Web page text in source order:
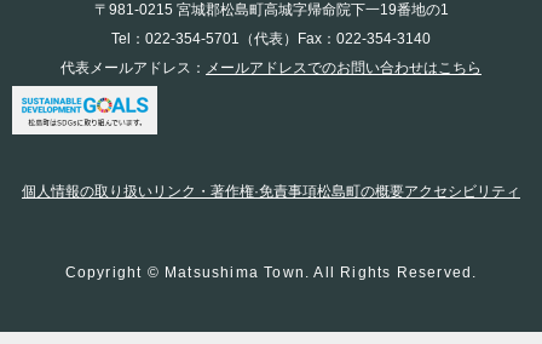
〒981-0215 宮城郡松島町高城字帰命院下一19番地の1
Tel：022-354-5701（代表）Fax：022-354-3140
代表メールアドレス： メールアドレスでのお問い合わせはこちら
個人情報の取り扱いリンク・著作権·免責事項松島町の概要アクセシビリティ
Copyright © Matsushima Town. All Rights Reserved.